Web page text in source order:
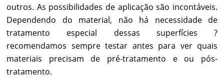
outros. As possibilidades de aplicação são incontáveis.
Dependendo do material, não há necessidade de
tratamento especial dessas superfícies ?
recomendamos sempre testar antes para ver quais
materiais precisam de pré-tratamento e ou pós-
tratamento.